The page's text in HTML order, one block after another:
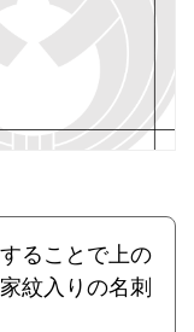
ることで上の
紋入りの名刺